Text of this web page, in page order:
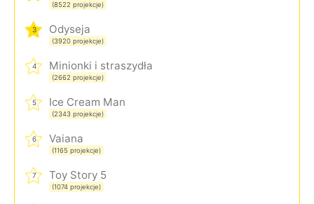
(8522 projekcje)
3 Odyseja
(3920 projekcje)
4 Minionki i straszydła
(2662 projekcje)
5 Ice Cream Man
(2343 projekcje)
6 Vaiana
(1165 projekcje)
7 Toy Story 5
(1074 projekcje)